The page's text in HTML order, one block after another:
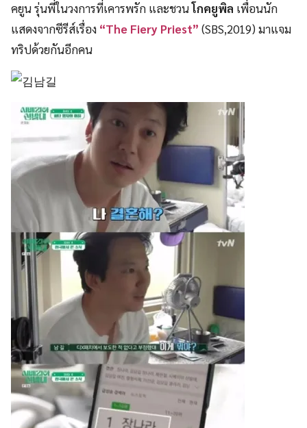
คยูน รุ่นพี่ในวงการที่เคารพรัก และชวนโกคยูพิล เพื่อนนัก
แสดงจากซีรีส์เรื่อง “The Fiery Priest” (SBS,2019) มาแจม
ทริปด้วยกันอีกคน